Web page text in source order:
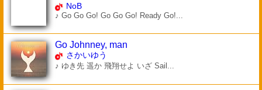
NoB
♪ Go Go Go! Go Go Go! Ready Go!...
Go Johnney, man
さかいゆう
♪ ゆき先 遥か 飛翔せよ いざ Sail...